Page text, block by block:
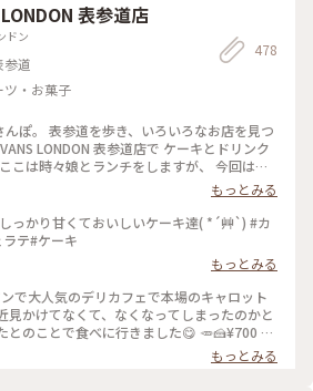
表参道店
ドン
参道
ツ・お菓子
478
ぽ。 表参道を歩き、いろいろなお店を見つ
LONDON 表参道店で ケーキとドリンク
こは時々娘とランチをしますが、 今回はケ
ツのカフェラテと一緒に♡ どのケーキもと
美味しそうで迷いました。 私は今回パンプ
で、 あたたかくて美味しかったです(o^^o)
とひと息。 パンプディングとカフェラテで
まりました(^-^) #franzeandevanslondon #表
京 #冬のおでかけ #わたしの街 #ケーキ #カフ
ラテアート #カフェ #青山
もっとみる
っかり甘くておいしいケーキ達( *´艸`) #カ
テ#ケーキ
もっとみる
で大人気のデリカフェで本場のキャロット
見かけてなくて、なくなってしまったのかと
ことで食べに行きました😋 🥕🍰¥700 #
ヴァンス #キャロットケーキ #表参道もっとみる